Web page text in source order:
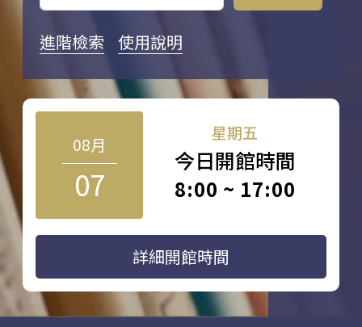
進階檢索 使用說明
08月
07
星期五
今日開館時間
8:00 ~ 17:00
詳細開館時間